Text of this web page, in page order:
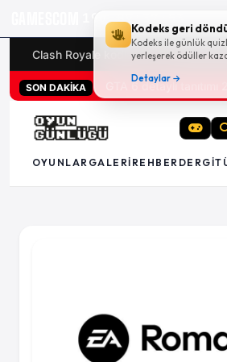
Kodeks geri
Kodeks ile günlük
yerleşerek ödüller
Detaylar →
19g 09:37:53
Clash Royale kodları Türk
SON DAKİKA
OYUNLAR GALERI REHBER DERGI